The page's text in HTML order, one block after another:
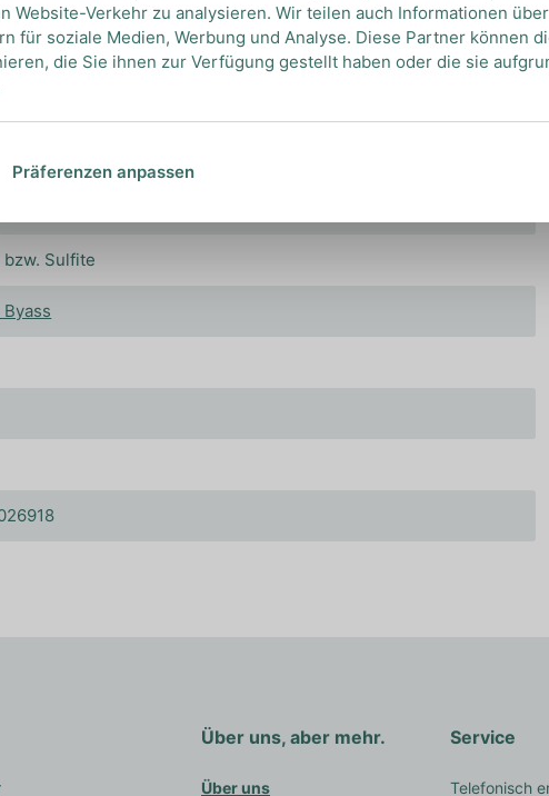
Sulfite
Über uns, aber mehr.
Über uns
Service
Telefonisch
Website-Verkehr zu analysieren. Wir teilen auch Informationen
für soziale Medien, Werbung und Analyse. Diese Partner können
die Sie ihnen zur Verfügung gestellt haben oder die sie
Präferenzen anpassen